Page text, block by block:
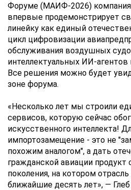
Форуме (МАИФ-2026)
впервые продемонстрирует
линейку как единый
цикл цифровизации
обслуживания воздушных
интеллектуальных ИИ-агентов
Все решения можно будет
зоне форума.
«Несколько лет мы строили
сервисов, которую сейчас
искусственного интеллекта!
импортозамещение - это не
похожим аналогом", а дать
гражданской авиации
поколения, на котором
ближайшие десять лет», — Глеб